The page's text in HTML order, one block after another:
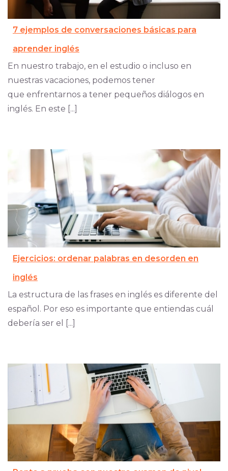
7 ejemplos de conversaciones básicas para
aprender inglés
En nuestro trabajo, en el estudio o incluso en
nuestras vacaciones, podemos tener
que enfrentarnos a tener pequeños diálogos en
inglés. En este [...]
Ejercicios: ordenar palabras en desorden en
inglés
La estructura de las frases en inglés es diferente del
español. Por eso es importante que entiendas cuál
debería ser el [...]